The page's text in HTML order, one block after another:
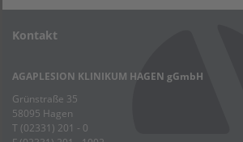
Kontakt
AGAPLESION KLINIKUM HAGEN gGmbH
Grünstraße 35
58095 Hagen
T (02331) 201 - 0